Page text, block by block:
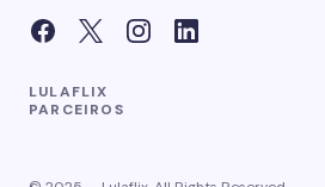
LULAFLIX
PARCEIROS